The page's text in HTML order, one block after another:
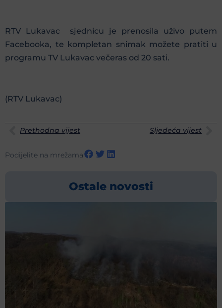
RTV Lukavac sjednicu je prenosila uživo putem
Facebooka, te kompletan snimak možete pratiti u
programu TV Lukavac večeras od 20 sati.
(RTV Lukavac)
Prethodna vijest Sljedeća vijest
Podijelite na mrežama
Ostale novosti